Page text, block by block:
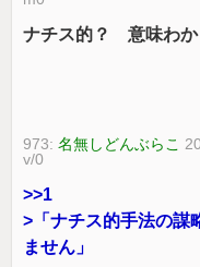
ナチス的？ 意味わか
973:名無しどんぶらこ
v/0
>>1
>「ナチス的手法の謀
ません」